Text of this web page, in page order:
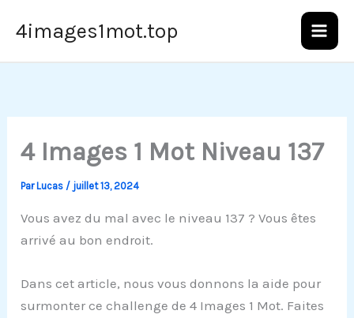
4images1mot.top
4 Images 1 Mot Niveau 137
ParLucas / juillet 13, 2024
Vous avez du mal avec le niveau 137 ? Vous êtes
arrivé au bon endroit.
Dans cet article, nous vous donnons la aide pour
surmonter ce challenge de 4 Images 1 Mot. Faites